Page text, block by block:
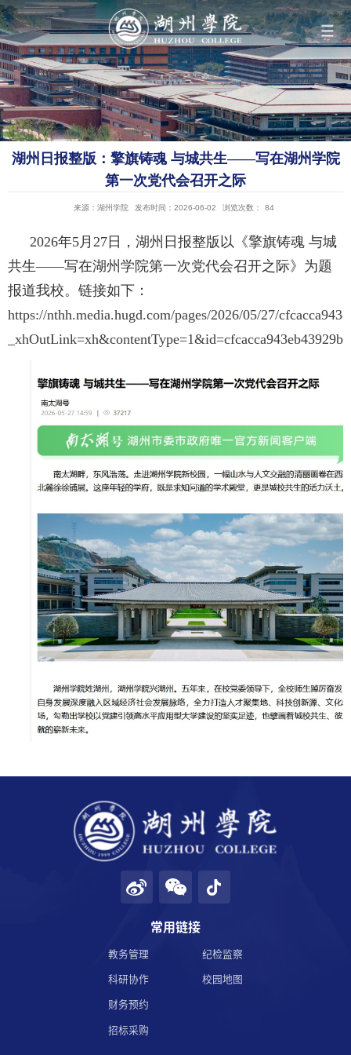
导航
学院概况
科学研究
队伍建设
合作交流
校园生活
数字湖院
教务管理
湖州日报整版：擎旗铸魂 与城共生——写在湖州学院
第一次党代会召开之际
来源：湖州学院 发布时间：2026-06-02 浏览次数： 84
2026年5月27日，湖州日报整版以《擎旗铸魂 与城
共生——写在湖州学院第一次党代会召开之际》为题
报道我校。 链接如下：
https://nthh.media.hugd.com/pages/2026/05/27/
常用链接
教务管理
科研协作
财务预约
招标采购
纪检监察
校园地图